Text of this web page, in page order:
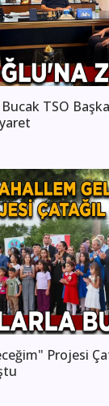
TSO
Projesi